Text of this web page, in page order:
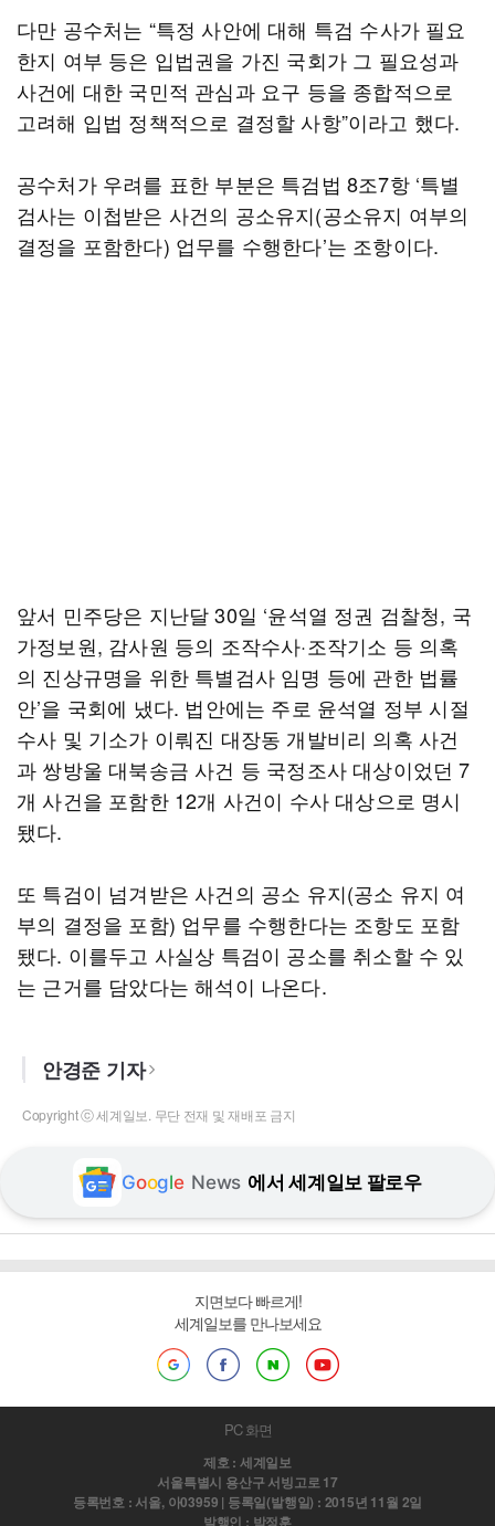
다만 공수처는 “특정 사안에 대해 특검 수사가 필요
한지 여부 등은 입법권을 가진 국회가 그 필요성과
사건에 대한 국민적 관심과 요구 등을 종합적으로
고려해 입법 정책적으로 결정할 사항”이라고 했다.
공수처가 우려를 표한 부분은 특검법 8조7항 ‘특별
검사는 이첩받은 사건의 공소유지(공소유지 여부의
결정을 포함한다) 업무를 수행한다’는 조항이다.
앞서 민주당은 지난달 30일 ‘윤석열 정권 검찰청, 국
가정보원, 감사원 등의 조작수사·조작기소 등 의혹
의 진상규명을 위한 특별검사 임명 등에 관한 법률
안’을 국회에 냈다. 법안에는 주로 윤석열 정부 시절
수사 및 기소가 이뤄진 대장동 개발비리 의혹 사건
과 쌍방울 대북송금 사건 등 국정조사 대상이었던 7
개 사건을 포함한 12개 사건이 수사 대상으로 명시
됐다.
또 특검이 넘겨받은 사건의 공소 유지(공소 유지 여
부의 결정을 포함) 업무를 수행한다는 조항도 포함
됐다. 이를두고 사실상 특검이 공소를 취소할 수 있
는 근거를 담았다는 해석이 나온다.
안경준 기자
Copyright ⓒ 세계일보. 무단 전재 및 재배포 금지
Google News 에서 세계일보 팔로우
지면보다 빠르게!
세계일보를 만나보세요
PC 화면
제호 : 세계일보
서울특별시 용산구 서빙고로 17
등록번호 : 서울, 아03959 | 등록일(발행일) : 2015년 11월 2일
발행인 : 박정훈